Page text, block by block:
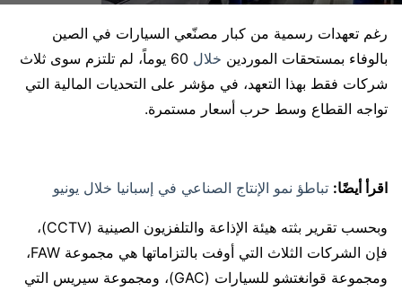
رغم تعهدات رسمية من كبار مصنّعي السيارات في الصين
بالوفاء بمستحقات الموردين خلال
60 يوماً، لم تلتزم سوى ثلاث
شركات فقط بهذا التعهد، في مؤشر على التحديات المالية التي
تواجه القطاع وسط حرب أسعار مستمرة.
اقرأ أيضًا: تباطؤ نمو الإنتاج الصناعي في إسبانيا خلال يونيو
وبحسب تقرير بثته هيئة الإذاعة والتلفزيون الصينية (CCTV)،
فإن الشركات الثلاث التي أوفت بالتزاماتها هي مجموعة FAW،
ومجموعة قوانغتشو للسيارات (GAC)، ومجموعة سيريس التي